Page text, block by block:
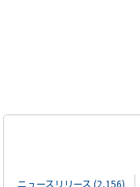
ニュースリリース (2,156)